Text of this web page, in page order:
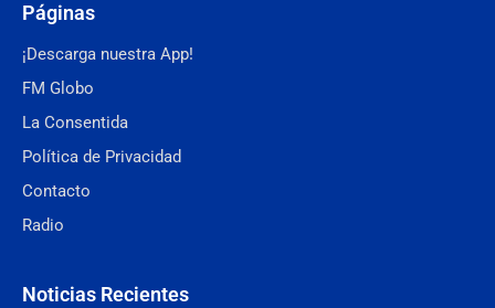
Páginas
¡Descarga nuestra App!
FM Globo
La Consentida
Política de Privacidad
Contacto
Radio
Noticias Recientes